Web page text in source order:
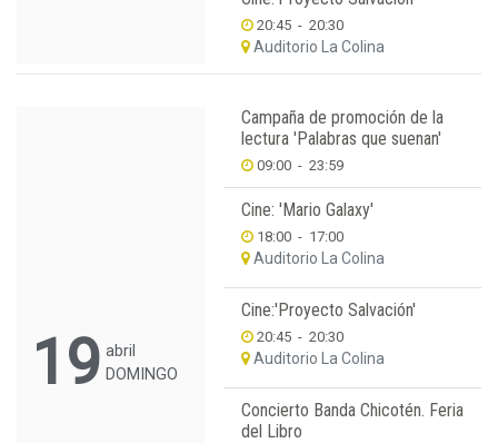
20:45 - 20:30
Auditorio La Colina
19 abril
DOMINGO
Campaña de promoción de la
lectura 'Palabras que suenan'
09:00 - 23:59
Cine: 'Mario Galaxy'
18:00 - 17:00
Auditorio La Colina
Cine:'Proyecto Salvación'
20:45 - 20:30
Auditorio La Colina
Concierto Banda Chicotén. Feria
del Libro